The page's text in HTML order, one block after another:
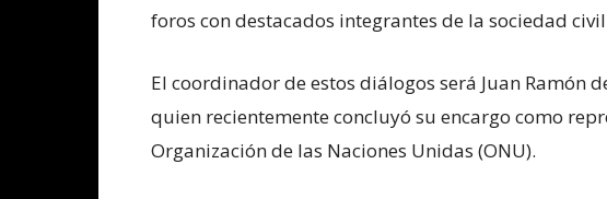
foros con destacados integrantes de la sociedad
El coordinador de estos diálogos será Juan Ramón
quien recientemente concluyó su encargo como
Organización de las Naciones Unidas (ONU).